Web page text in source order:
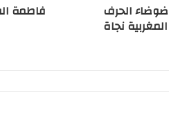
الحرف
نجاة
فاطمة